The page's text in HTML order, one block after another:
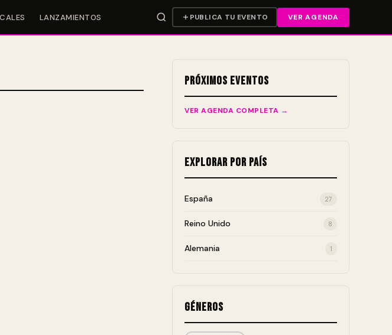
LANZAMIENTOS PUBLICA TU EVENTO VER AGENDA
Próximos Eventos
VER AGENDA COMPLETA →
Explorar por País
España 27
Reino Unido 8
Alemania 1
Géneros